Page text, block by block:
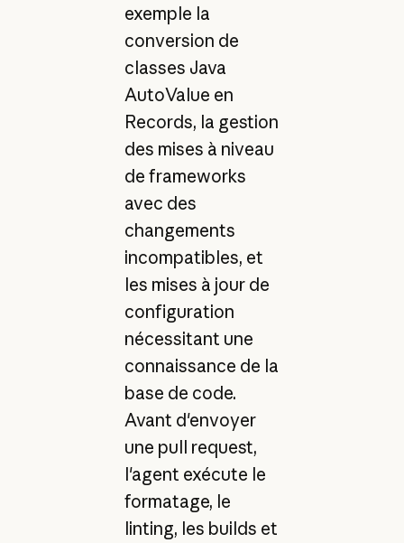
exemple la
conversion de
classes Java
AutoValue en
Records, la gestion
des mises à niveau
de frameworks
avec des
changements
incompatibles, et
les mises à jour de
configuration
nécessitant une
connaissance de la
base de code.
Avant d'envoyer
une pull request,
l'agent exécute le
formatage, le
linting, les builds et